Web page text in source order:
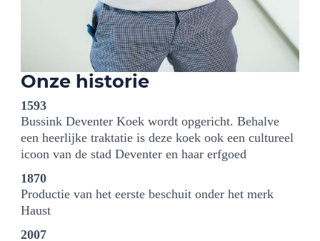
Onze historie
1593
Bussink Deventer Koek wordt opgericht. Behalve
een heerlijke traktatie is deze koek ook een cultureel
icoon van de stad Deventer en haar erfgoed
1870
Productie van het eerste beschuit onder het merk
Haust
2007